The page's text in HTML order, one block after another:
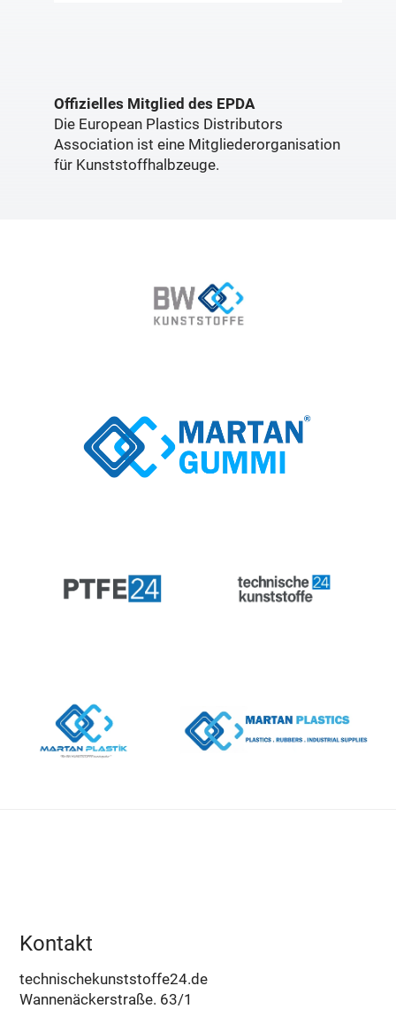
Offizielles Mitglied des EPDA
Die European Plastics Distributors
Association ist eine Mitgliederorganisation
für Kunststoffhalbzeuge.
Kontakt
technischekunststoffe24.de
Wannenäckerstraße. 63/1